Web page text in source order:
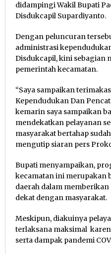
didampingi Wakil Bupati
Disdukcapil Supardiyanto.
Dengan peluncuran
administrasi
Disdukcapil, kini sebagian
pemerintah kecamatan.
“Saya sampaikan
Kependudukan Dan
kemarin saya sampaikan
mendekatkan pelayanan
masyarakat bertahap
mengutip siaran pers
Bupati menyampaikan,
kecamatan ini merupakan
daerah dalam
dekat dengan masyarakat.
Meskipun, diakuinya
terlaksana maksimal
serta dampak pandemi